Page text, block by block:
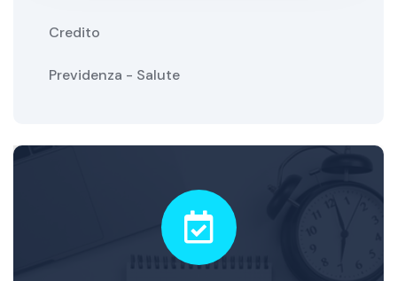
Credito
Previdenza - Salute